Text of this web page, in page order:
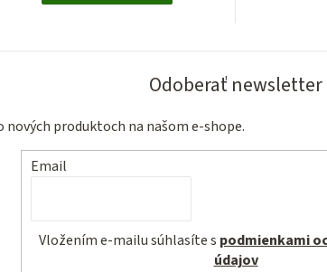
Odoberať newsletter
produktoch na našom e-shope.
Email
Vložením e-mailu súhlasíte s podmienkami
údajov